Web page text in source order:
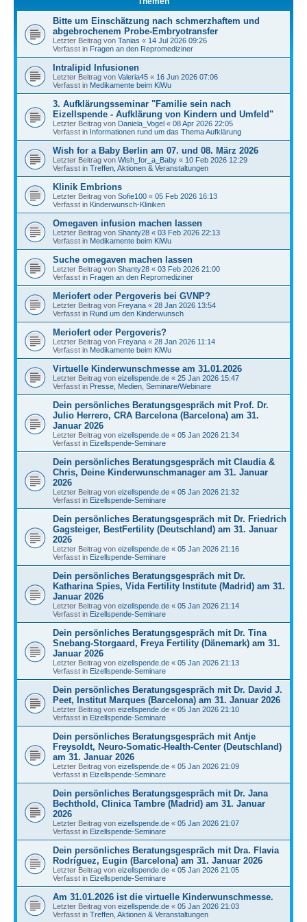
Bitte um Einschätzung nach schmerzhaftem und
abgebrochenem Probe-Embryotransfer
Letzter Beitrag von Tanias « 14 Jul 2026 09:26
Verfasst in Fragen an den Repromediziner
Intralipid Infusionen
Letzter Beitrag von Valeria45 « 16 Jun 2026 07:06
Verfasst in Medikamente beim KiWu
3. Aufklärungsseminar "Familie sein nach
Eizellspende - Aufklärung von Kindern und Umfeld"
Letzter Beitrag von Daniela_Vogel « 08 Apr 2026 22:05
Verfasst in Informationen rund um das Thema Aufklärung
Wish for a Baby Berlin am 07. und 08. März 2026
Letzter Beitrag von Wish_for_a_Baby « 10 Feb 2026 12:29
Verfasst in Treffen, Aktionen & Veranstaltungen
Klinik Embrions
Letzter Beitrag von Sofie100 « 05 Feb 2026 16:13
Verfasst in Kinderwunsch-Kliniken
Omegaven infusion machen lassen
Letzter Beitrag von Shanty28 « 03 Feb 2026 22:13
Verfasst in Medikamente beim KiWu
Suche omegaven machen lassen
Letzter Beitrag von Shanty28 « 03 Feb 2026 21:00
Verfasst in Fragen an den Repromediziner
Meriofert oder Pergoveris bei GVNP?
Letzter Beitrag von Freyana « 28 Jan 2026 13:54
Verfasst in Rund um den Kinderwunsch
Meriofert oder Pergoveris?
Letzter Beitrag von Freyana « 28 Jan 2026 11:14
Verfasst in Medikamente beim KiWu
Virtuelle Kinderwunschmesse am 31.01.2026
Letzter Beitrag von eizellspende.de « 25 Jan 2026 15:47
Verfasst in Presse, Medien, Seminare/Webinare
Dein persönliches Beratungsgespräch mit Prof. Dr.
Julio Herrero, CRA Barcelona (Barcelona) am 31.
Januar 2026
Letzter Beitrag von eizellspende.de « 05 Jan 2026 21:34
Verfasst in Eizellspende-Seminare
Dein persönliches Beratungsgespräch mit Claudia &
Chris, Deine Kinderwunschmanager am 31. Januar
2026
Letzter Beitrag von eizellspende.de « 05 Jan 2026 21:32
Verfasst in Eizellspende-Seminare
Dein persönliches Beratungsgespräch mit Dr. Friedrich
Gagsteiger, BestFertility (Deutschland) am 31. Januar
2026
Letzter Beitrag von eizellspende.de « 05 Jan 2026 21:16
Verfasst in Eizellspende-Seminare
Dein persönliches Beratungsgespräch mit Dr.
Katharina Spies, Vida Fertility Institute (Madrid) am 31.
Januar 2026
Letzter Beitrag von eizellspende.de « 05 Jan 2026 21:14
Verfasst in Eizellspende-Seminare
Dein persönliches Beratungsgespräch mit Dr. Tina
Snebang-Storgaard, Freya Fertility (Dänemark) am 31.
Januar 2026
Letzter Beitrag von eizellspende.de « 05 Jan 2026 21:13
Verfasst in Eizellspende-Seminare
Dein persönliches Beratungsgespräch mit Dr. David J.
Peet, Institut Marques (Barcelona) am 31. Januar 2026
Letzter Beitrag von eizellspende.de « 05 Jan 2026 21:10
Verfasst in Eizellspende-Seminare
Dein persönliches Beratungsgespräch mit Antje
Freysoldt, Neuro-Somatic-Health-Center (Deutschland)
am 31. Januar 2026
Letzter Beitrag von eizellspende.de « 05 Jan 2026 21:09
Verfasst in Eizellspende-Seminare
Dein persönliches Beratungsgespräch mit Dr. Jana
Bechthold, Clinica Tambre (Madrid) am 31. Januar
2026
Letzter Beitrag von eizellspende.de « 05 Jan 2026 21:07
Verfasst in Eizellspende-Seminare
Dein persönliches Beratungsgespräch mit Dra. Flavia
Rodríguez, Eugin (Barcelona) am 31. Januar 2026
Letzter Beitrag von eizellspende.de « 05 Jan 2026 21:05
Verfasst in Eizellspende-Seminare
Am 31.01.2026 ist die virtuelle Kinderwunschmesse.
Letzter Beitrag von eizellspende.de « 05 Jan 2026 21:03
Verfasst in Treffen, Aktionen & Veranstaltungen